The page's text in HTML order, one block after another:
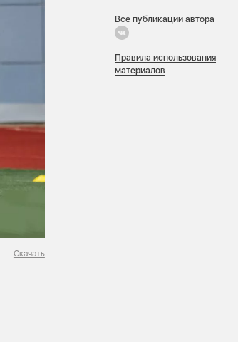
Скачать
Все публикации автора
Правила использования
материалов